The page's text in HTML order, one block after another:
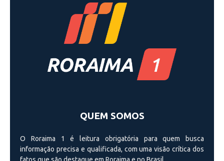
QUEM SOMOS
O Roraima 1 é leitura obrigatória para quem busca
informação precisa e qualificada, com uma visão crí­tica dos
fatos que são destaque em Roraima e no Brasil.